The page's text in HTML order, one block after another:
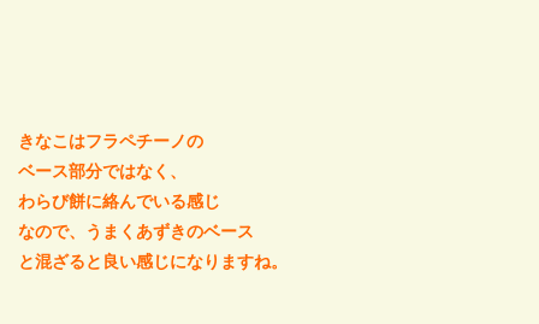
きなこはフラペチーノの
ベース部分ではなく、
わらび餅に絡んでいる感じ
なので、うまくあずきのベース
と混ざると良い感じになりますね。